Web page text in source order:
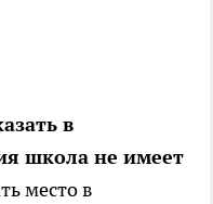
в
школа не имеет
место в